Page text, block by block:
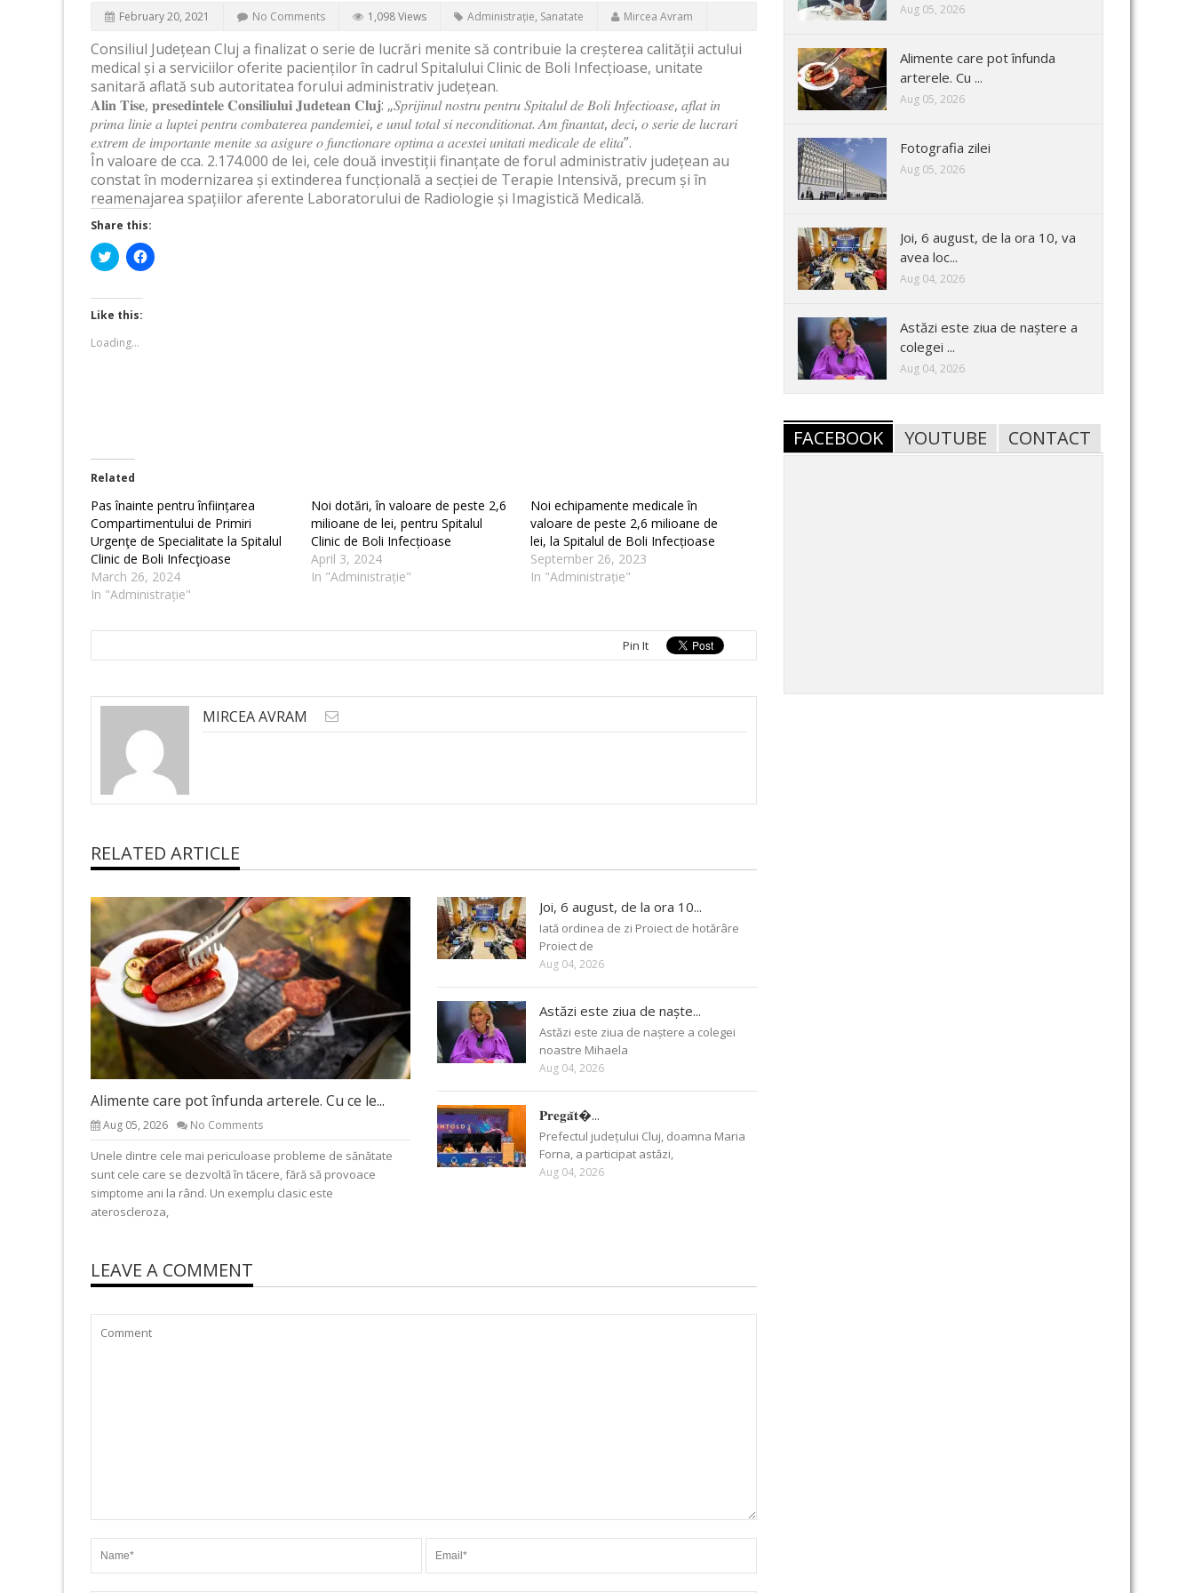
February 20, 2021 No Comments 1,098 Views Administrație, Sanatate Mircea Avram
Consiliul Județean Cluj a finalizat o serie de lucrări menite să contribuie la creșterea calității actului
medical și a serviciilor oferite pacienților în cadrul Spitalului Clinic de Boli Infecțioase, unitate
sanitară aflată sub autoritatea forului administrativ județean.
𝐀𝐥𝐢𝐧 𝐓𝐢𝐬𝐞, 𝐩𝐫𝐞𝐬𝐞𝐝𝐢𝐧𝐭𝐞𝐥𝐞 𝐂𝐨𝐧𝐬𝐢𝐥𝐢𝐮𝐥𝐮𝐢 𝐉𝐮𝐝𝐞𝐭𝐞𝐚𝐧 𝐂𝐥𝐮𝐣: „𝑆𝑝𝑟𝑖𝑗𝑖𝑛𝑢𝑙 𝑛𝑜𝑠𝑡𝑟𝑢 𝑝𝑒𝑛𝑡𝑟𝑢 𝑆𝑝𝑖𝑡𝑎𝑙𝑢𝑙 𝑑𝑒 𝐵𝑜𝑙𝑖 𝐼𝑛𝑓𝑒𝑐𝑡𝑖𝑜𝑎𝑠𝑒, 𝑎𝑓𝑙𝑎𝑡 𝑖𝑛
𝑝𝑟𝑖𝑚𝑎 𝑙𝑖𝑛𝑖𝑒 𝑎 𝑙𝑢𝑝𝑡𝑒𝑖 𝑝𝑒𝑛𝑡𝑟𝑢 𝑐𝑜𝑚𝑏𝑎𝑡𝑒𝑟𝑒𝑎 𝑝𝑎𝑛𝑑𝑒𝑚𝑖𝑒𝑖, 𝑒 𝑢𝑛𝑢𝑙 𝑡𝑜𝑡𝑎𝑙 𝑠𝑖 𝑛𝑒𝑐𝑜𝑛𝑑𝑖𝑡𝑖𝑜𝑛𝑎𝑡. 𝐴𝑚 𝑓𝑖𝑛𝑎𝑛𝑡𝑎𝑡, 𝑑𝑒𝑐𝑖, 𝑜 𝑠𝑒𝑟𝑖𝑒 𝑑𝑒 𝑙𝑢𝑐𝑟𝑎𝑟𝑖
𝑒𝑥𝑡𝑟𝑒𝑚 𝑑𝑒 𝑖𝑚𝑝𝑜𝑟𝑡𝑎𝑛𝑡𝑒 𝑚𝑒𝑛𝑖𝑡𝑒 𝑠𝑎 𝑎𝑠𝑖𝑔𝑢𝑟𝑒 𝑜 𝑓𝑢𝑛𝑐𝑡𝑖𝑜𝑛𝑎𝑟𝑒 𝑜𝑝𝑡𝑖𝑚𝑎 𝑎 𝑎𝑐𝑒𝑠𝑡𝑒𝑖 𝑢𝑛𝑖𝑡𝑎𝑡𝑖 𝑚𝑒𝑑𝑖𝑐𝑎𝑙𝑒 𝑑𝑒 𝑒𝑙𝑖𝑡𝑎”.
În valoare de cca. 2.174.000 de lei, cele două investiții finanțate de forul administrativ județean au
constat în modernizarea și extinderea funcțională a secției de Terapie Intensivă, precum și în
reamenajarea spațiilor aferente Laboratorului de Radiologie și Imagistică Medicală.
Share this:
Click
to
Twitter
(Opens
in
new
window)
Click
to
Like this:
Loading...
Related
Pas înainte pentru înființarea
Compartimentului de Primiri
Urgenţe de Specialitate la Spitalul
Clinic de Boli Infecţioase
March 26, 2024
In "Administrație"
Noi dotări, în valoare de peste 2,6
milioane de lei, pentru Spitalul
Clinic de Boli Infecțioase
April 3, 2024
In "Administrație"
Noi echipamente medicale în
valoare de peste 2,6 milioane de
lei, la Spitalul de Boli Infecțioase
September 26, 2023
In "Administrație"
Pin It
MIRCEA AVRAM
RELATED ARTICLE
Alimente care pot înfunda arterele. Cu ce le...
Aug 05, 2026 No Comments
Unele dintre cele mai periculoase probleme de sănătate
sunt cele care se dezvoltă în tăcere, fără să provoace
simptome ani la rând. Un exemplu clasic este
ateroscleroza,
Joi, 6 august, de la ora 10...
Iată ordinea de zi Proiect de hotărâre
Proiect de
Aug 04, 2026
Astăzi este ziua de naște...
Astăzi este ziua de naștere a colegei
noastre Mihaela
Aug 04, 2026
𝐏𝐫𝐞𝐠𝐚̆𝐭�...
Prefectul județului Cluj, doamna Maria
Forna, a participat astăzi,
Aug 04, 2026
LEAVE A COMMENT
Aug 05, 2026
Alimente care pot înfunda
arterele. Cu ...
Aug 05, 2026
Fotografia zilei
Aug 05, 2026
Joi, 6 august, de la ora 10, va
avea loc...
Aug 04, 2026
Astăzi este ziua de naștere a
colegei ...
Aug 04, 2026
FACEBOOK YOUTUBE CONTACT